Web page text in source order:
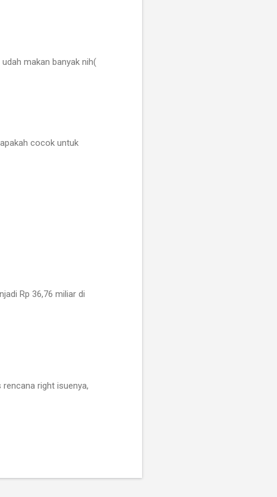
makan banyak nih(
cocok untuk
Rp 36,76 miliar di
right isuenya,